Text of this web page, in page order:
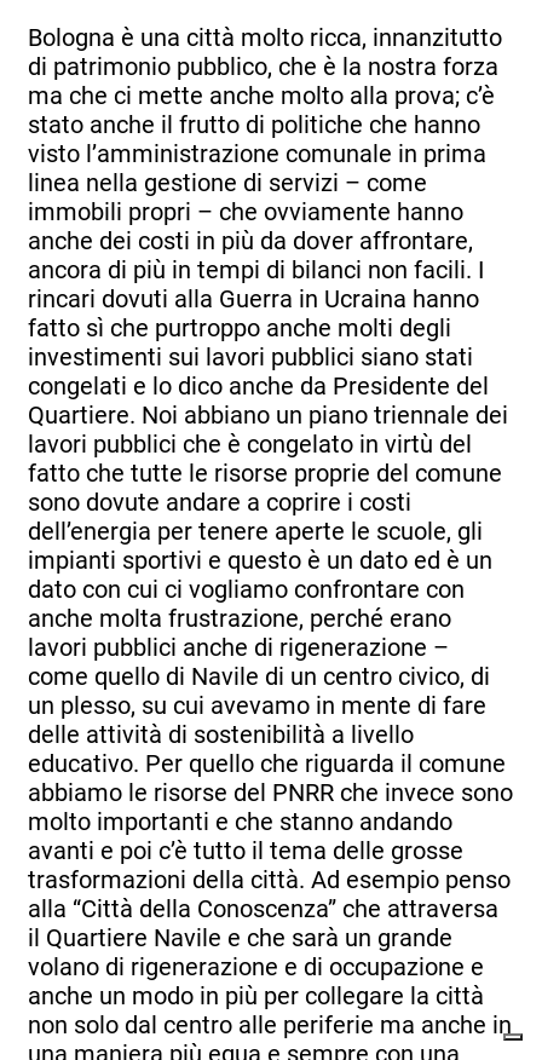
Bologna è una città molto ricca, innanzitutto
di patrimonio pubblico, che è la nostra forza
ma che ci mette anche molto alla prova; c’è
stato anche il frutto di politiche che hanno
visto l’amministrazione comunale in prima
linea nella gestione di servizi – come
immobili propri – che ovviamente hanno
anche dei costi in più da dover affrontare,
ancora di più in tempi di bilanci non facili. I
rincari dovuti alla Guerra in Ucraina hanno
fatto sì che purtroppo anche molti degli
investimenti sui lavori pubblici siano stati
congelati e lo dico anche da Presidente del
Quartiere. Noi abbiano un piano triennale dei
lavori pubblici che è congelato in virtù del
fatto che tutte le risorse proprie del comune
sono dovute andare a coprire i costi
dell’energia per tenere aperte le scuole, gli
impianti sportivi e questo è un dato ed è un
dato con cui ci vogliamo confrontare con
anche molta frustrazione, perché erano
lavori pubblici anche di rigenerazione –
come quello di Navile di un centro civico, di
un plesso, su cui avevamo in mente di fare
delle attività di sostenibilità a livello
educativo. Per quello che riguarda il comune
abbiamo le risorse del PNRR che invece sono
molto importanti e che stanno andando
avanti e poi c’è tutto il tema delle grosse
trasformazioni della città. Ad esempio penso
alla “Città della Conoscenza” che attraversa
il Quartiere Navile e che sarà un grande
volano di rigenerazione e di occupazione e
anche un modo in più per collegare la città
non solo dal centro alle periferie ma anche in
una maniera più equa e sempre con una